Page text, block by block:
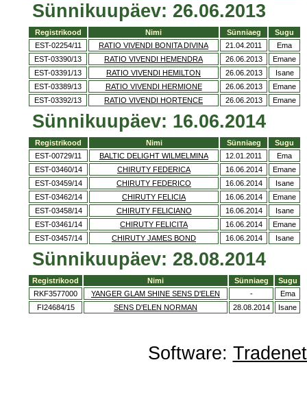
Sünnikuupäev: 26.06.2013
Registrikood Nimi Sünniaeg
Sugu
EST-02254/11
RATIO VIVENDI BONITA DIVINA 21.04.2011
Ema
EST-03390/13
RATIO VIVENDI HEMENDRA 26.06.2013
Emane
EST-03391/13
RATIO VIVENDI HEMILTON 26.06.2013
Isane
EST-03389/13
RATIO VIVENDI HERMIONE 26.06.2013
Emane
EST-03392/13
RATIO VIVENDI HORTENCE 26.06.2013 Emane
Sünnikuupäev: 16.06.2014
Registrikood Nimi Sünniaeg
Sugu
EST-00729/11
BALTIC DELIGHT WILMELMINA 12.01.2011
Ema
EST-03460/14
CHIRUTY FEDERICA 16.06.2014
Emane
EST-03459/14
CHIRUTY FEDERICO 16.06.2014
Isane
EST-03462/14
CHIRUTY FELICIA 16.06.2014
Emane
EST-03458/14
CHIRUTY FELICIANO 16.06.2014
Isane
EST-03461/14
CHIRUTY FELICITA 16.06.2014
Emane
EST-03457/14
CHIRUTY JAMES BOND 16.06.2014 Isane
Sünnikuupäev: 28.08.2014
Registrikood Nimi Sünniaeg
Sugu
RKF3577000
YANGER GLAM SHINE SENS D'ELEN -
Ema
FI24684/15
SENS D'ELEN NORMAN 28.08.2014 Isane
Software: